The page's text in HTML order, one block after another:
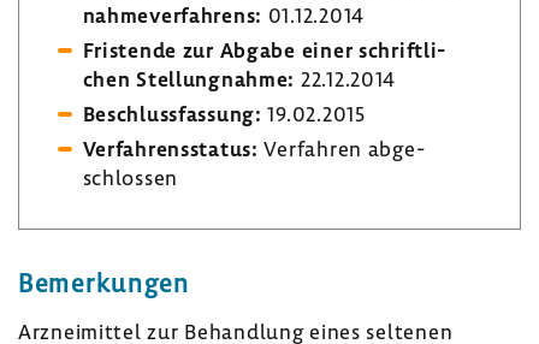
nah­me­ver­fah­rens: 01.12.2014
Fris­tende zur Abgabe einer schrift­li­
chen Stel­lung­nahme: 22.12.2014
Beschluss­fas­sung: 19.02.2015
Verfah­rens­status: Verfahren abge­
schlossen
Bemer­kungen
Arznei­mittel zur Behand­lung eines seltenen